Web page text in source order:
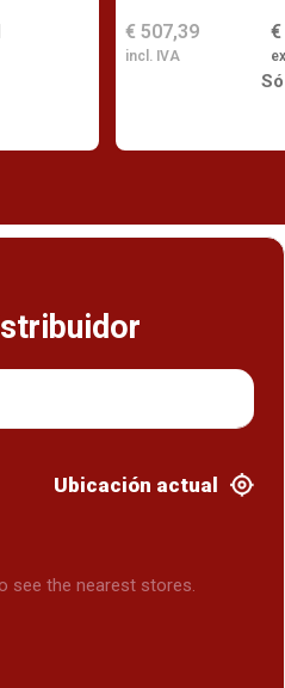
€
€ 507,39
incl. IVA
Ubicación actual
see the nearest stores.